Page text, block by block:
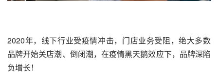
2020年，线下行业受疫情冲击，门店业务受阻，绝大多数
品牌开始关店潮、倒闭潮，在疫情黑天鹅效应下，品牌深陷
负增长！